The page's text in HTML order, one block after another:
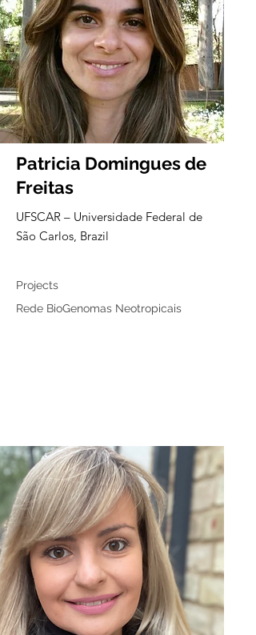
Patricia Domingues de
Freitas
UFSCAR – Universidade Federal de
São Carlos, Brazil
Projects
Rede BioGenomas Neotropicais